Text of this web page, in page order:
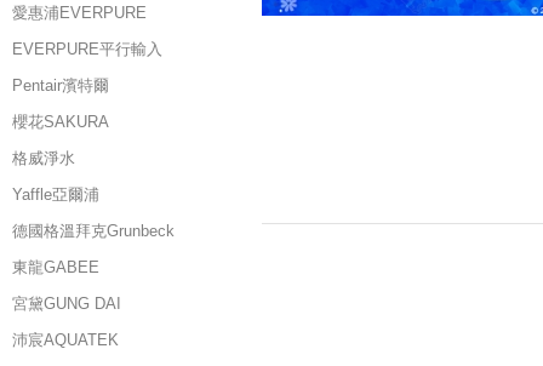
愛惠浦EVERPURE
EVERPURE平行輸入
Pentair濱特爾
櫻花SAKURA
格威淨水
Yaffle亞爾浦
德國格溫拜克Grunbeck
東龍GABEE
宮黛GUNG DAI
沛宸AQUATEK